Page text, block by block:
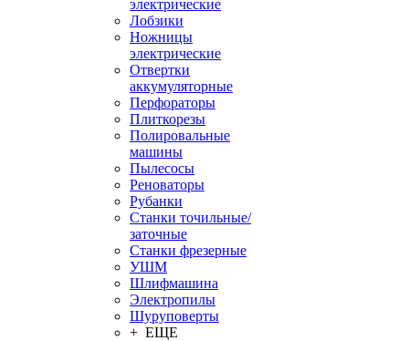
электрические
Лобзики
Ножницы
электрические
Отвертки
аккумуляторные
Перфораторы
Плиткорезы
Полировальные
машины
Пылесосы
Реноваторы
Рубанки
Станки точильные/
заточные
Станки фрезерные
УШМ
Шлифмашина
Электропилы
Шуруповерты
+ ЕЩЕ